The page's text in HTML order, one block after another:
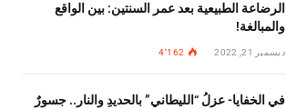
الرضاعة الطبيعية بعد عمر السنتين: بين الواقع
والمبالغة!
ديسمبر 21, 2022 4٬162
في الخفايا- عزلُ “الليطاني” بالحديدِ والنار.. جسورٌ